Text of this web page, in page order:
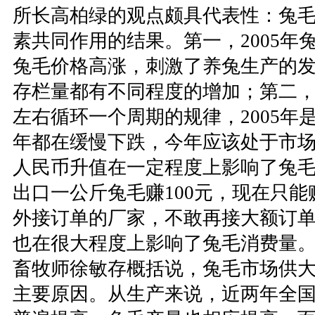
所长高柏绿的观点颇具代表性：兔
素共同作用的结果。第一，2005年
兔毛价格高涨，刺激了养兔生产的
存栏量都有不同程度的增加；第二
左右循环一个周期的规律，2005年
年都在缓慢下跌，今年应该处于市
人民币升值在一定程度上影响了兔
出口一公斤兔毛赚100元，现在只
外接订单的厂家，不敢再接大额订
也在很大程度上影响了兔毛消费量
畜牧师徐敏存概括说，兔毛市场供
主要原因。从生产来说，近两年全